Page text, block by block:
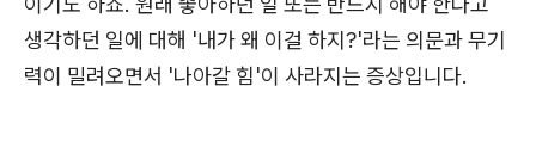
생각하던 일에 대해 '내가 왜 이걸 하지?'라는 의문과 무기
력이 밀려오면서 '나아갈 힘'이 사라지는 증상입니다.